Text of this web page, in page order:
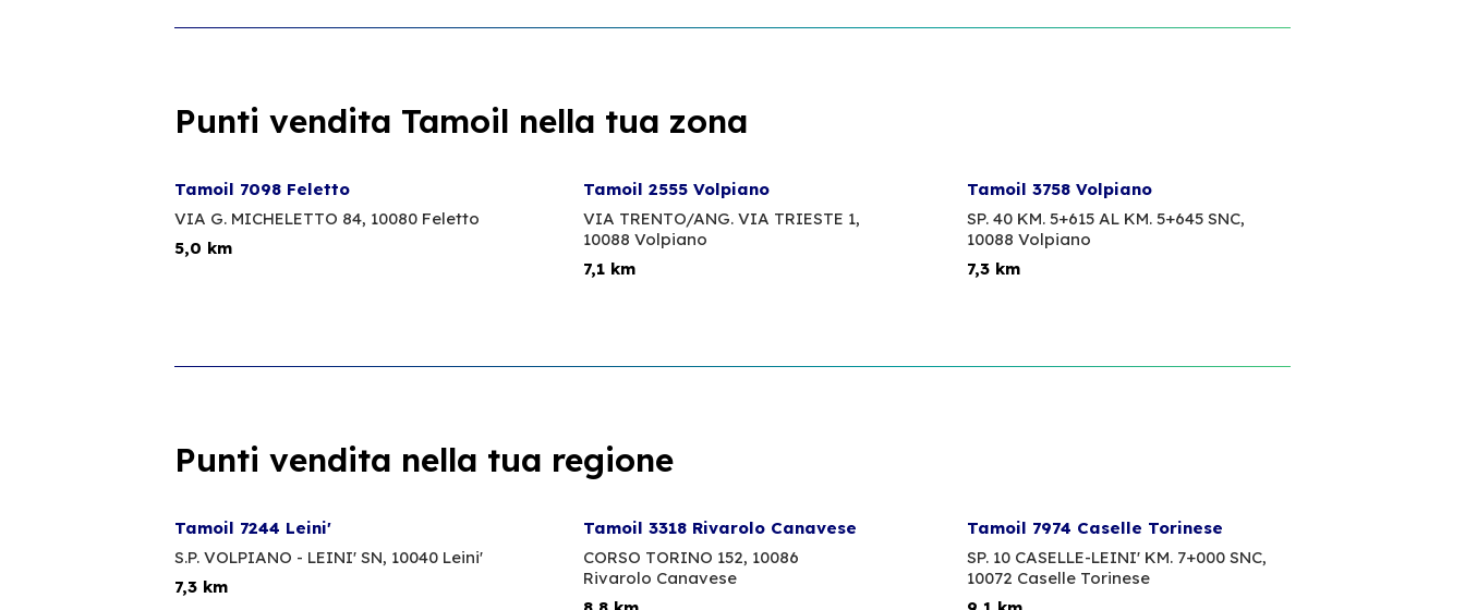
Punti vendita Tamoil nella tua zona
Tamoil 7098 Feletto
VIA G. MICHELETTO 84, 10080 Feletto
5,0 km
Tamoil 2555 Volpiano
VIA TRENTO/ANG. VIA TRIESTE 1,
10088 Volpiano
7,1 km
Tamoil 3758 Volpiano
SP. 40 KM. 5+615 AL KM. 5+645 SNC,
10088 Volpiano
7,3 km
Punti vendita nella tua regione
Tamoil 7244 Leini'
S.P. VOLPIANO - LEINI' SN, 10040 Leini'
7,3 km
Tamoil 3318 Rivarolo Canavese
CORSO TORINO 152, 10086
Rivarolo Canavese
Tamoil 7974 Caselle Torinese
SP. 10 CASELLE-LEINI' KM. 7+000 SNC,
10072 Caselle Torinese